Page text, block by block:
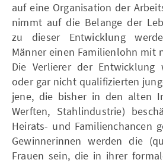
auf eine Organisation der
nimmt auf die Belange der
zu dieser Entwicklung
Männer einen Familienlohn mit
Die Verlierer der Entwicklung
oder gar nicht qualifizierten
jene, die bisher in den alten
Werften, Stahlindustrie)
Heirats- und Familienchancen
Gewinnerinnen werden die
Frauen sein, die in ihrer